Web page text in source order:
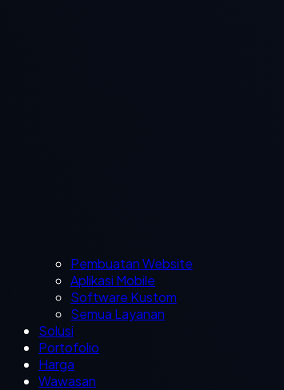
Pembuatan Website
Aplikasi Mobile
Software Kustom
Semua Layanan
Solusi
Portofolio
Harga
Wawasan